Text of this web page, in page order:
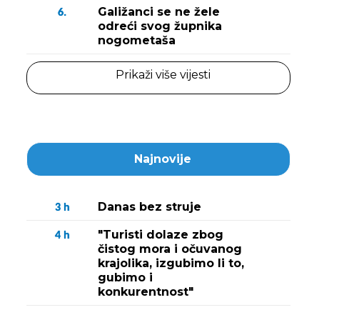
6.
Galižanci se ne žele
odreći svog župnika
nogometaša
Prikaži više vijesti
Najnovije
3 h Danas bez struje
4 h
"Turisti dolaze zbog
čistog mora i očuvanog
krajolika, izgubimo li to,
gubimo i
konkurentnost"